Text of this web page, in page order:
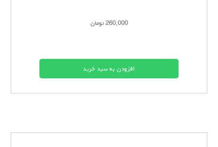
260,000 تومان